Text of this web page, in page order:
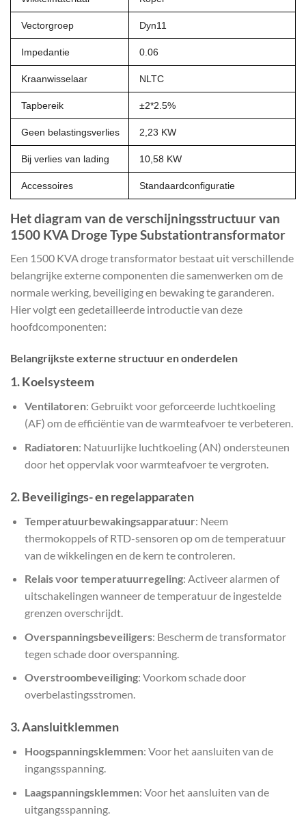
Vectorgroep Dyn11
Impedantie 0.06
Kraanwisselaar NLTC
Tapbereik ±2*2.5%
Geen belastingsverlies 2,23 KW
Bij verlies van lading 10,58 KW
Accessoires Standaardconfiguratie
Het diagram van de verschijningsstructuur van
1500 KVA Droge Type Substationtransformator
Een 1500 KVA droge transformator bestaat uit verschillende
belangrijke externe componenten die samenwerken om de
normale werking, beveiliging en bewaking te garanderen.
Hier volgt een gedetailleerde introductie van deze
hoofdcomponenten:
Belangrijkste externe structuur en onderdelen
1.Koelsysteem
Ventilatoren: Gebruikt voor geforceerde luchtkoeling
(AF) om de efficiëntie van de warmteafvoer te verbeteren.
Radiatoren: Natuurlijke luchtkoeling (AN) ondersteunen
door het oppervlak voor warmteafvoer te vergroten.
2.Beveiligings- en regelapparaten
Temperatuurbewakingsapparatuur: Neem
thermokoppels of RTD-sensoren op om de temperatuur
van de wikkelingen en de kern te controleren.
Relais voor temperatuurregeling: Activeer alarmen of
uitschakelingen wanneer de temperatuur de ingestelde
grenzen overschrijdt.
Overspanningsbeveiligers: Bescherm de transformator
tegen schade door overspanning.
Overstroombeveiliging: Voorkom schade door
overbelastingsstromen.
3.Aansluitklemmen
Hoogspanningsklemmen: Voor het aansluiten van de
ingangsspanning.
Laagspanningsklemmen: Voor het aansluiten van de
uitgangsspanning.